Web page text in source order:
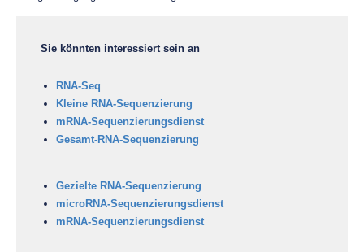
Sie könnten interessiert sein an
RNA-Seq
Kleine RNA-Sequenzierung
mRNA-Sequenzierungsdienst
Gesamt-RNA-Sequenzierung
Gezielte RNA-Sequenzierung
microRNA-Sequenzierungsdienst
mRNA-Sequenzierungsdienst